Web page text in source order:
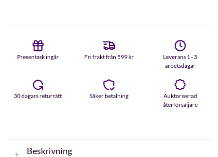
Presentask ingår Fri frakt från 599 kr
Leverans 1–3
arbetsdagar
30 dagars returrätt Säker betalning
Auktoriserad
återförsäljare
Beskrivning